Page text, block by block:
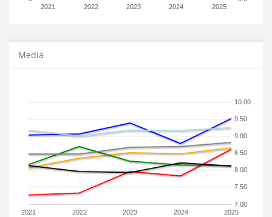
2021 2022 2023 2024 2025
Media
2021 2022 2023 2024 2025
7.00
7.50
8.00
8.50
9.00
9.50
10.00